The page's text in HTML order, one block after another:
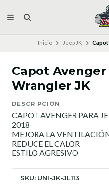
Inicio Jeep JK
Capot Avenger
Wrangler JK
DESCRIPCIÓN
CAPOT AVENGER PARA
2018
MEJORA LA
REDUCE EL CALOR
ESTILO AGRESIVO
SKU: UNI-JK-JL113